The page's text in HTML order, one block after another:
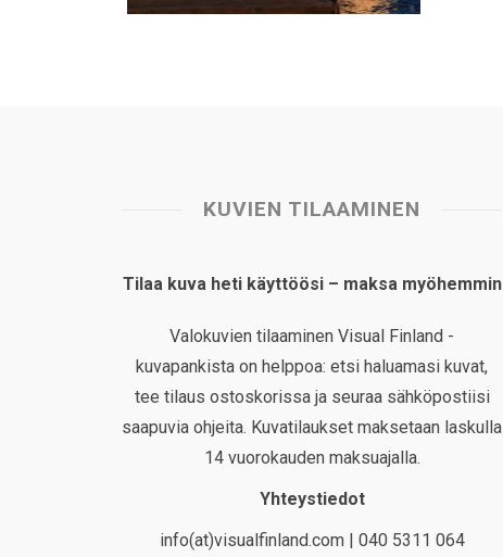
KUVIEN TILAAMINEN
Tilaa kuva heti käyttöösi – maksa myöhemmin
Valokuvien tilaaminen Visual Finland -
kuvapankista on helppoa: etsi haluamasi kuvat,
tee tilaus ostoskorissa ja seuraa sähköpostiisi
saapuvia ohjeita. Kuvatilaukset maksetaan laskulla
14 vuorokauden maksuajalla.
Yhteystiedot
info(at)visualfinland.com | 040 5311 064